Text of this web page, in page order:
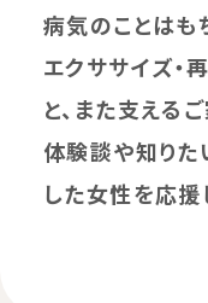
病気のことはも
エクササイズ・
と、また支える
体験談や知りた
した女性を応援